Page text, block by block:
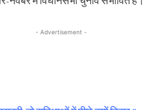
- Advertisement -